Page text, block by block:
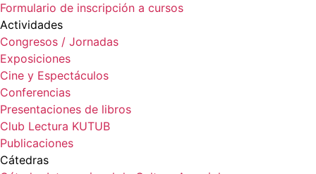
Formulario de inscripción a cursos
Actividades
Congresos / Jornadas
Exposiciones
Cine y Espectáculos
Conferencias
Presentaciones de libros
Club Lectura KUTUB
Publicaciones
Cátedras